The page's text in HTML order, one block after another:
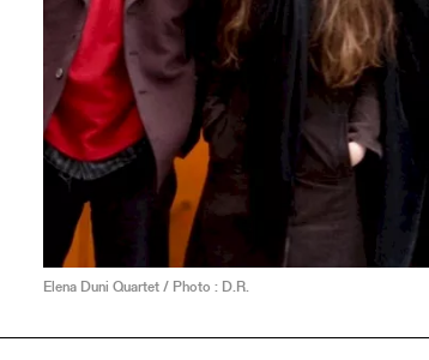
Elena Duni Quartet / Photo : D.R.